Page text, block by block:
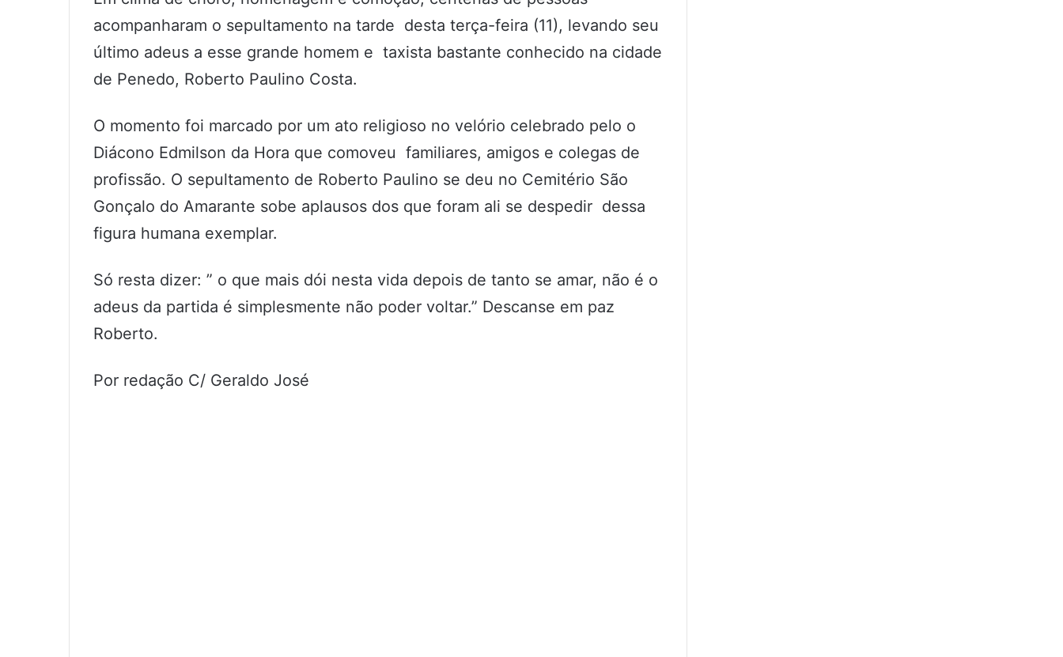
acompanharam o sepultamento na tarde desta terça-feira (11), levando seu
último adeus a esse grande homem e taxista bastante conhecido na cidade
de Penedo, Roberto Paulino Costa.
O momento foi marcado por um ato religioso no velório celebrado pelo o
Diácono Edmilson da Hora que comoveu familiares, amigos e colegas de
profissão. O sepultamento de Roberto Paulino se deu no Cemitério São
Gonçalo do Amarante sobe aplausos dos que foram ali se despedir dessa
figura humana exemplar.
Só resta dizer: ” o que mais dói nesta vida depois de tanto se amar, não é o
adeus da partida é simplesmente não poder voltar.” Descanse em paz
Roberto.
Por redação C/ Geraldo José